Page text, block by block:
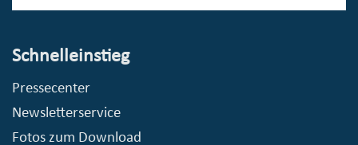
Schnelleinstieg
Pressecenter
Newsletterservice
Fotos zum Download